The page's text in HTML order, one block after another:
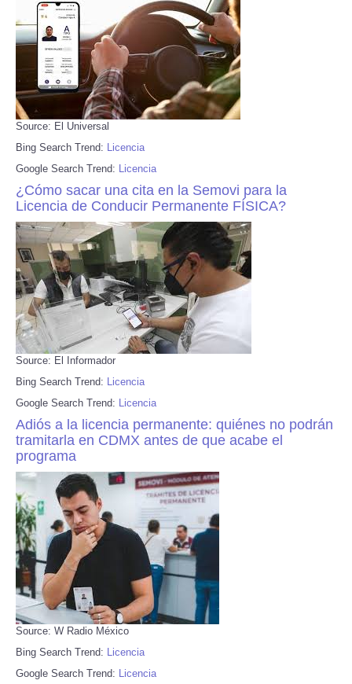
Source: El Universal
Bing Search Trend: Licencia
Google Search Trend: Licencia
¿Cómo sacar una cita en la Semovi para la
Licencia de Conducir Permanente FÍSICA?
Source: El Informador
Bing Search Trend: Licencia
Google Search Trend: Licencia
Adiós a la licencia permanente: quiénes no podrán
tramitarla en CDMX antes de que acabe el
programa
Source: W Radio México
Bing Search Trend: Licencia
Google Search Trend: Licencia